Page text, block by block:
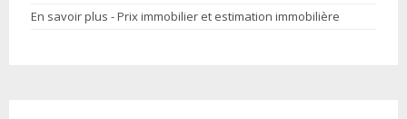
En savoir plus - Prix immobilier et estimation immobilière